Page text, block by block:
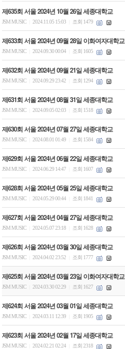
제635회 서울 2024년 10월 26일 세종대학교
JSM MUSIC 2024.11.05 15:03 조회 1479
제633회 서울 2024년 09월 28일 이화여자대학교
JSM MUSIC 2024.09.30 00:04 조회 1605
제632회 서울 2024년 09월 21일 세종대학교
JSM MUSIC 2024.09.29 23:42 조회 1294
제631회 서울 2024년 08월 31일 세종대학교
JSM MUSIC 2024.09.05 02:03 조회 1518
제630회 서울 2024년 07월 27일 세종대학교
JSM MUSIC 2024.08.01 01:49 조회 1584
제629회 서울 2024년 06월 22일 세종대학교
JSM MUSIC 2024.06.29 14:47 조회 1607
제628회 서울 2024년 05월 25일 세종대학교
JSM MUSIC 2024.05.29 00:44 조회 1841
제627회 서울 2024년 04월 27일 세종대학교
JSM MUSIC 2024.05.07 23:18 조회 1628
제626회 서울 2024년 03월 30일 세종대학교
JSM MUSIC 2024.04.02 23:52 조회 1777
제625회 서울 2024년 03월 23일 이화여자대학교
JSM MUSIC 2024.03.30 02:29 조회 1627
제624회 서울 2024년 03월 01일 세종대학교
JSM MUSIC 2024.03.11 12:39 조회 1905
제623회 서울 2024년 02월 17일 세종대학교
JSM MUSIC 2024.02.21 02:24 조회 2318